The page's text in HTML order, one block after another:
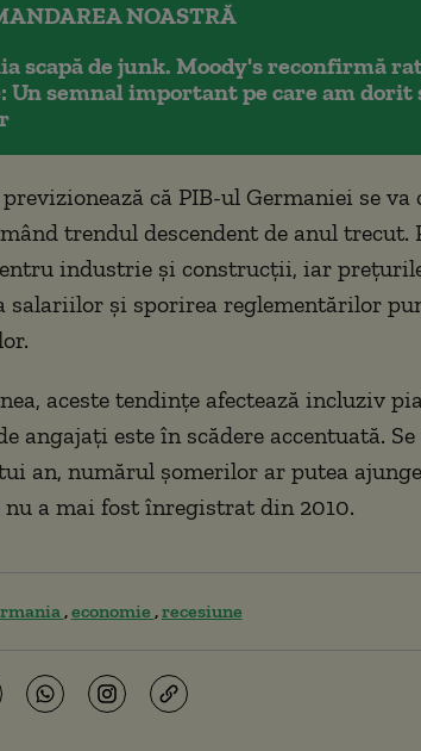
NOASTRĂ
scapă de junk. Moody's reconfirmă
Un semnal important pe care am
că PIB-ul Germaniei se va
trendul descendent de anul trecut.
industrie şi construcţii, iar
salariilor şi sporirea reglementărilor
aceste tendinţe afectează incluziv
angajaţi este în scădere accentuată.
an, numărul şomerilor ar putea
nu a mai fost înregistrat din 2010.
economie recesiune